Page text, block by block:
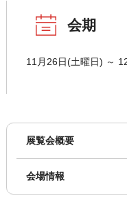
会期
11月26日(土曜日) ～
展覧会概要
会場情報